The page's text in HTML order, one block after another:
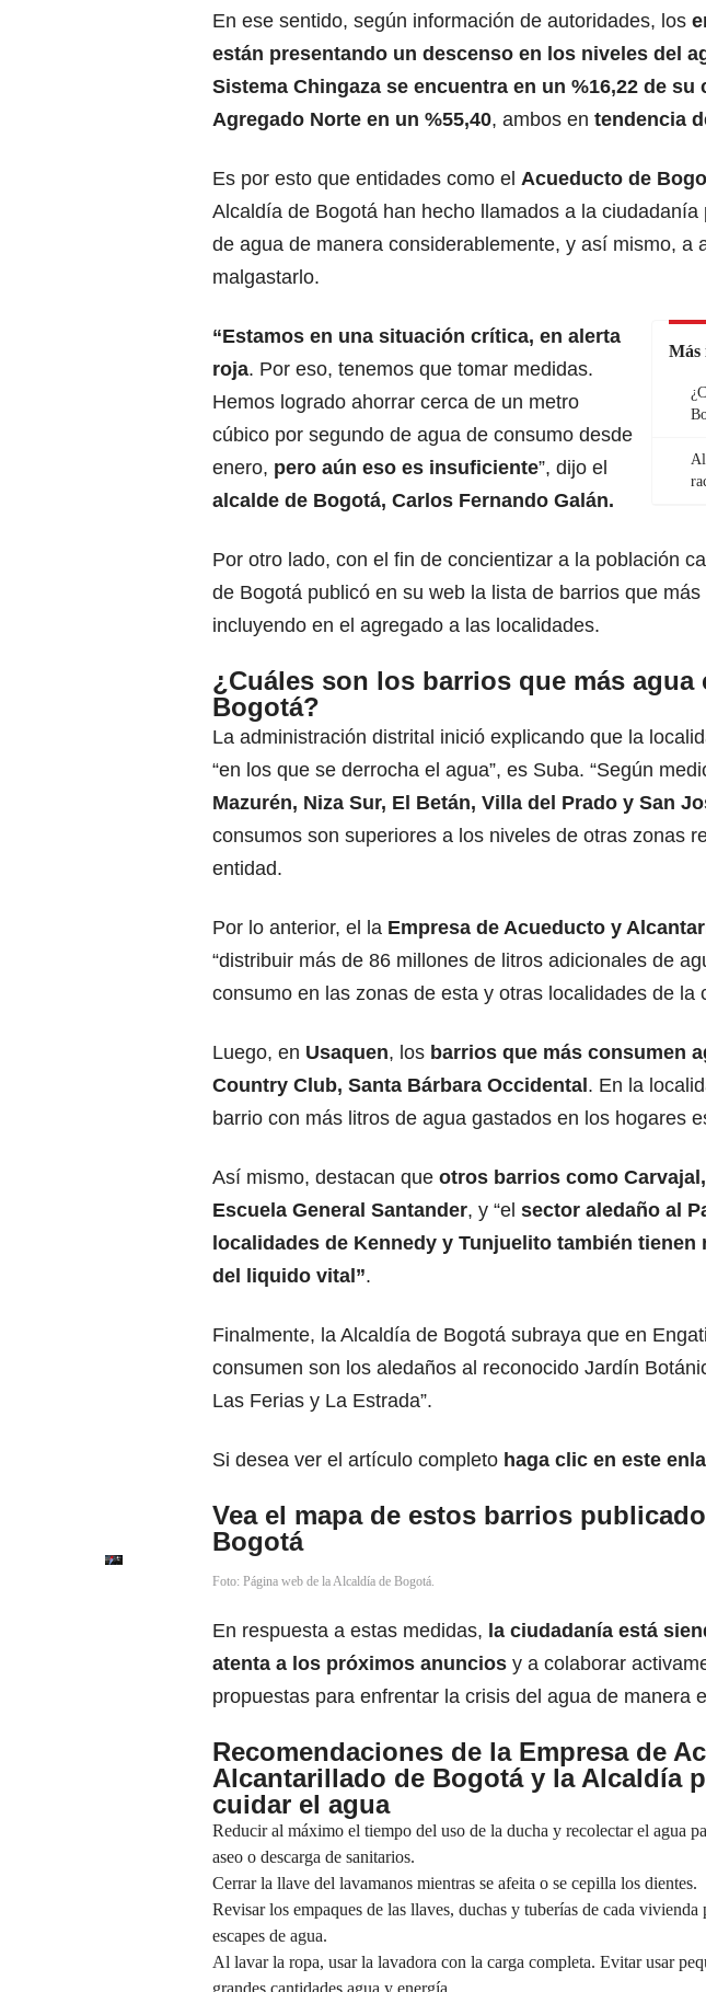
En ese sentido, según información de autoridades, los
están presentando un descenso en los niveles del
Sistema Chingaza se encuentra en un %16,22 de su
Agregado Norte en un %55,40, ambos en tendencia
Es por esto que entidades como el Acueducto de
Alcaldía de Bogotá han hecho llamados a la
de agua de manera considerablemente, y así mismo, a
malgastarlo.
Más
“Estamos en una situación crítica, en alerta
roja. Por eso, tenemos que tomar medidas.
Hemos logrado ahorrar cerca de un metro
cúbico por segundo de agua de consumo desde
enero, pero aún eso es insuficiente”, dijo el
alcalde de Bogotá, Carlos Fernando Galán.
Por otro lado, con el fin de concientizar a la población
de Bogotá publicó en su web la lista de barrios que
incluyendo en el agregado a las localidades.
¿Cuáles son los barrios que más agua
Bogotá?
La administración distrital inició explicando que la
“en los que se derrocha el agua”, es Suba. “Según
Mazurén, Niza Sur, El Betán, Villa del Prado y San
consumos son superiores a los niveles de otras zonas
entidad.
Por lo anterior, el la Empresa de Acueducto y
“distribuir más de 86 millones de litros adicionales de
consumo en las zonas de esta y otras localidades de la
Luego, en Usaquen, los barrios que más consumen
Country Club, Santa Bárbara Occidental . En la
barrio con más litros de agua gastados en los hogares
Así mismo, destacan que otros barrios como
Escuela General Santander, y “el sector aledaño al
localidades de Kennedy y Tunjuelito también
del liquido vital”.
Finalmente, la Alcaldía de Bogotá subraya que en
consumen son los aledaños al reconocido Jardín
Las Ferias y La Estrada”.
Si desea ver el artículo completo haga clic en este
Vea el mapa de estos barrios
Bogotá
Foto: Página web de la Alcaldía de Bogotá.
En respuesta a estas medidas, la ciudadanía está
atenta a los próximos anuncios y a colaborar
propuestas para enfrentar la crisis del agua de manera
Recomendaciones de la Empresa de
Alcantarillado de Bogotá y la Alcaldía
cuidar el agua
Reducir al máximo el tiempo del uso de la ducha y recolectar el agua
aseo o descarga de sanitarios.
Cerrar la llave del lavamanos mientras se afeita o se cepilla los dientes.
Revisar los empaques de las llaves, duchas y tuberías de cada
escapes de agua.
Al lavar la ropa, usar la lavadora con la carga completa. Evitar usar